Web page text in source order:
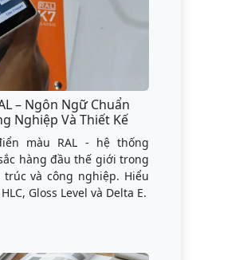
– Ngôn Ngữ Chuẩn
Nghiệp Và Thiết Kế
màu RAL - hệ thống
hàng đầu thế giới trong
và công nghiệp. Hiểu
Gloss Level và Delta E.